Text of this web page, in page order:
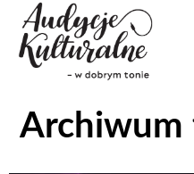
Archiwum